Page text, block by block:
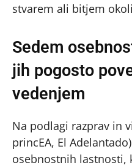
stvarem ali bitjem
Sedem
jih pogosto
vedenjem
Na podlagi razprav in
princEA, El
osebnostnih lastnosti,